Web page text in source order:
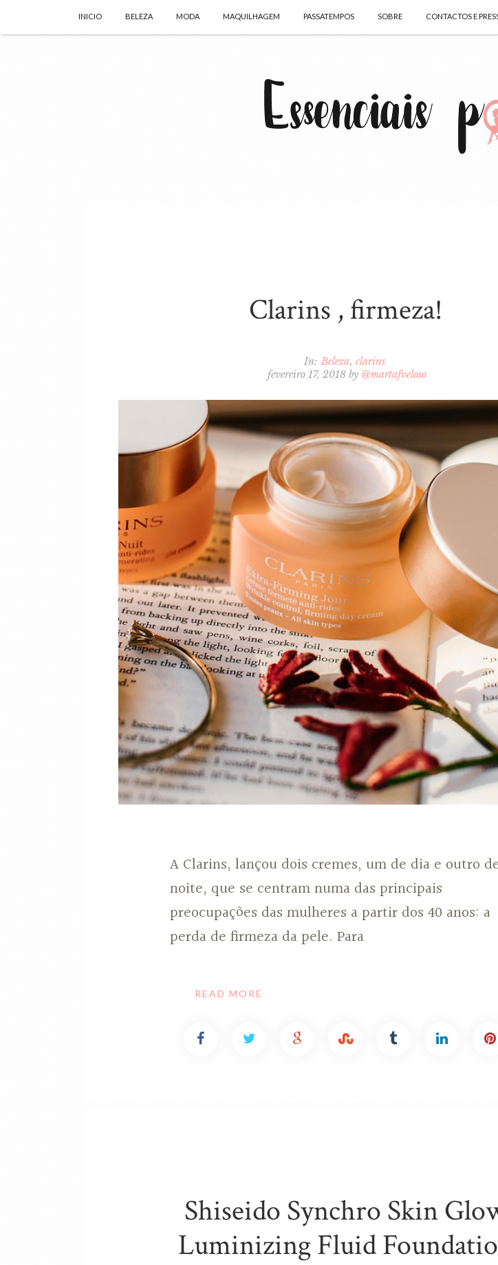
INICIO BELEZA MODA MAQUILHAGEM PASSATEMPOS SOBRE CONTACTOS E
Clarins , firmeza!
In: Beleza clarins
fevereiro 17, 2018by @martafveloso
A Clarins, lançou dois cremes, um de dia e outro
noite, que se centram numa das principais
preocupações das mulheres a partir dos 40 anos: a
perda de firmeza da pele. Para
READ MORE
Shiseido Synchro Skin
Luminizing Fluid